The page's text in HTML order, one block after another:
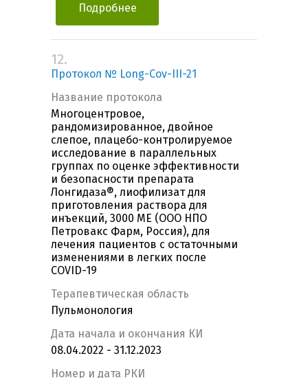
Подробнее
12.
Протокол № Long-Cov-III-21
Название протокола
Многоцентровое,
рандомизированное, двойное
слепое, плацебо-контролируемое
исследование в параллельных
группах по оценке эффективности
и безопасности препарата
Лонгидаза®, лиофилизат для
приготовления раствора для
инъекций, 3000 MЕ (ООО НПО
Петровакс Фарм, Россия), для
лечения пациентов с остаточными
изменениями в легких после
COVID-19
Терапевтическая область
Пульмонология
Дата начала и окончания КИ
08.04.2022 - 31.12.2023
Номер и дата РКИ